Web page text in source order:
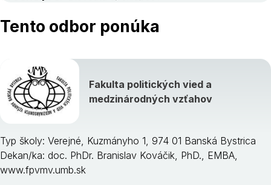
Tento odbor ponúka
Fakulta politických vied a
medzinárodných vzťahov
Typ školy: Verejné, Kuzmányho 1, 974 01 Banská Bystrica
Dekan/ka: doc. PhDr. Branislav Kováčik, PhD., EMBA,
www.fpvmv.umb.sk